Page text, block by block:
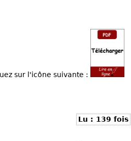
sur l'icône suivante :
Lu : 139 fois